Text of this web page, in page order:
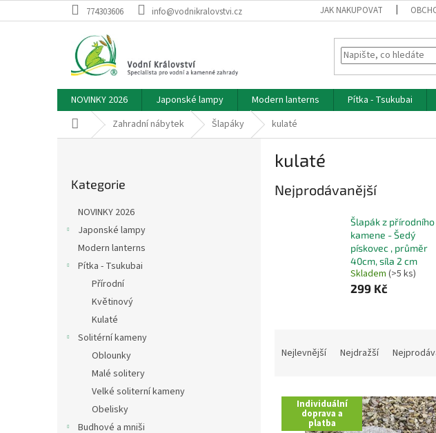
na
774303606 info@vodnikralovstvi.cz JAK NAKUPOVAT
NOVINKY 2026 Japonské lampy Modern lanterns Pítka - Tsukubai
Domů Zahradní nábytek Šlapáky kulaté
kategorie
Kategorie
NOVINKY 2026
Japonské lampy
Modern lanterns
Pítka - Tsukubai
Přírodní
Květinový
Kulaté
Solitérní kameny
Oblounky
Malé solitery
Velké soliterní kameny
Obelisky
Budhové a mniši
kulaté
Nejprodávanější
Šlapák z přírodního
kamene - Šedý
pískovec , průměr
40cm, síla 2 cm
Skladem (>5 ks)
299 Kč
n
p
Nejlevnější Nejdražší
V
p
Individuální
doprava a
platba